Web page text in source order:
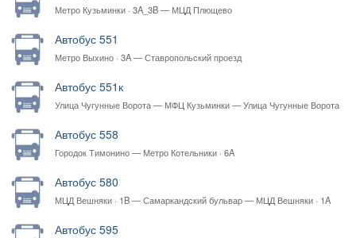
Метро Кузьминки · 3A_3B — МЦД Плющево
Автобус 551
Метро Выхино · 3A — Ставропольский проезд
Автобус 551к
Улица Чугунные Ворота — МФЦ Кузьминки — Улица Чугунные Ворота
Автобус 558
Городок Тимонино — Метро Котельники · 6A
Автобус 580
МЦД Вешняки · 1B — Самаркандский бульвар — МЦД Вешняки · 1A
Автобус 595